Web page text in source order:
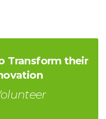
Transform their